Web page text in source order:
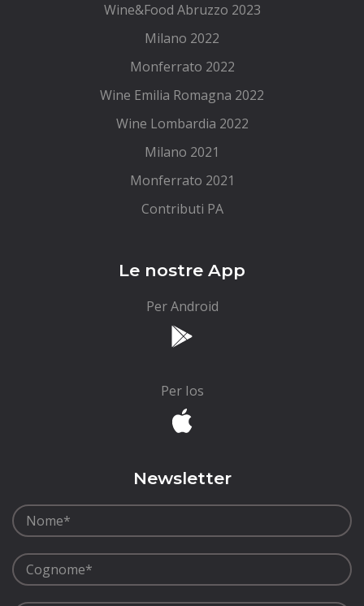
Wine&Food Abruzzo 2023
Milano 2022
Monferrato 2022
Wine Emilia Romagna 2022
Wine Lombardia 2022
Milano 2021
Monferrato 2021
Contributi PA
Le nostre App
Per Android
Per Ios
Newsletter